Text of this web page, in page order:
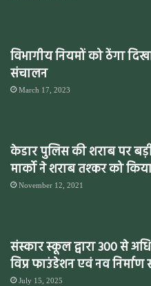
विभागीय नियमों को ठेंगा
संचालन
March 17, 2023
केडार पुलिस की शराब पर बड़ी
मार्को ने शराब तश्कर को
November 12, 2021
संस्कार स्कूल द्वारा 300 से
विप्र फाउंडेशन एवं नव
July 15, 2025